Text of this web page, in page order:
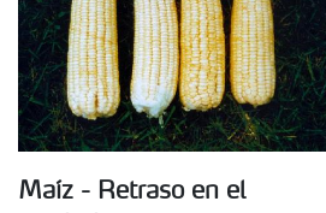
Maíz - Retraso en el